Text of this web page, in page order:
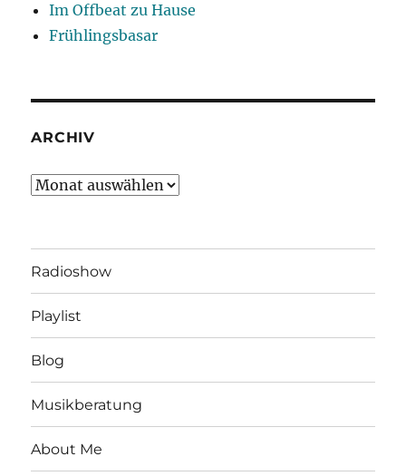
Im Offbeat zu Hause
Frühlingsbasar
ARCHIV
Archiv
Radioshow
Playlist
Blog
Musikberatung
About Me